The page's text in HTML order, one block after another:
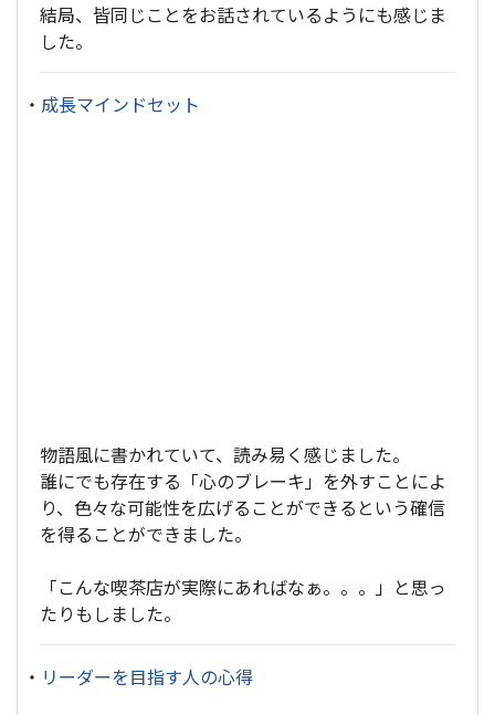
結局、皆同じことをお話されているようにも感じま
した。
・ 成長マインドセット
物語風に書かれていて、読み易く感じました。
誰にでも存在する「心のブレーキ」を外すことによ
り、色々な可能性を広げることができるという確信
を得ることができました。
「こんな喫茶店が実際にあればなぁ。。。」と思っ
たりもしました。
・ リーダーを目指す人の心得